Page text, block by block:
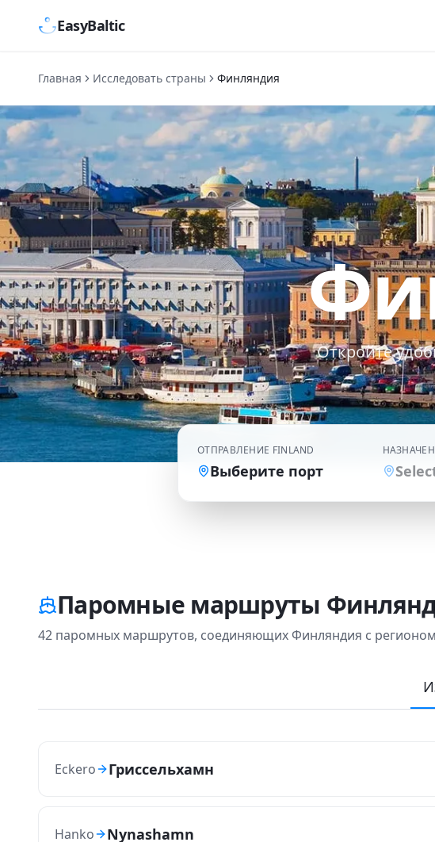
EasyBaltic
Главная Исследовать страны Финляндия
Откройте
ОТПРАВЛЕНИЕ FINLAND
Выберите порт
Паромные маршруты
42 паромных маршрутов, соединяющих Финляндия с
Eckero Гриссельхамн
Hanko Nynashamn